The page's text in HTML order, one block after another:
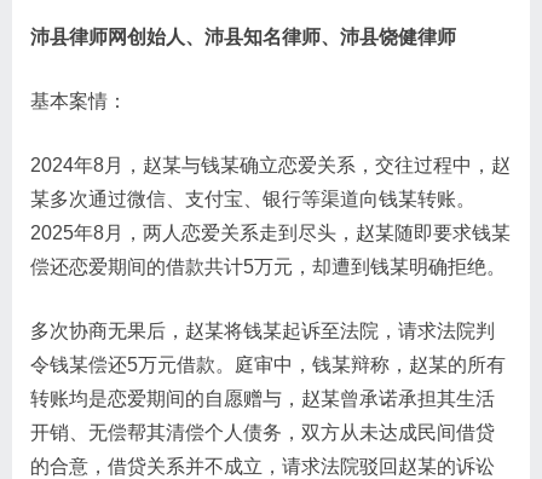
沛县律师网创始人、沛县知名律师、沛县饶健律师
基本案情：
2024年8月，赵某与钱某确立恋爱关系，交往过程中，赵
某多次通过微信、支付宝、银行等渠道向钱某转账。
2025年8月，两人恋爱关系走到尽头，赵某随即要求钱某
偿还恋爱期间的借款共计5万元，却遭到钱某明确拒绝。
多次协商无果后，赵某将钱某起诉至法院，请求法院判
令钱某偿还5万元借款。庭审中，钱某辩称，赵某的所有
转账均是恋爱期间的自愿赠与，赵某曾承诺承担其生活
开销、无偿帮其清偿个人债务，双方从未达成民间借贷
的合意，借贷关系并不成立，请求法院驳回赵某的诉讼